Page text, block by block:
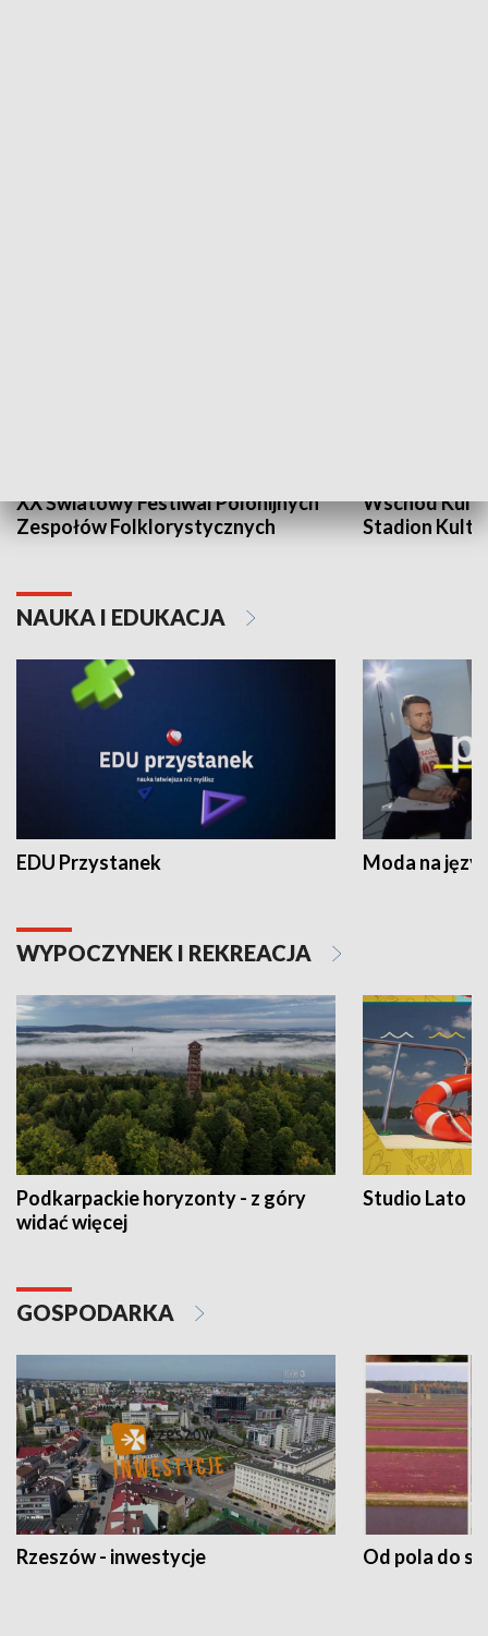
XX Światowy Festiwal Polonijnych
Zespołów Folklorystycznych
Wschód
Stadion
NAUKA I EDUKACJA
EDU Przystanek Moda na
WYPOCZYNEK I REKREACJA
Podkarpackie horyzonty - z góry
widać więcej
Studio Lato
GOSPODARKA
Rzeszów - inwestycje Od pola do